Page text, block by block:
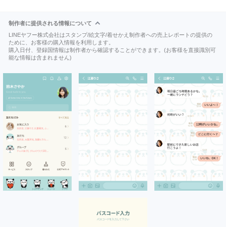
制作者に提供される情報について
LINEヤフー株式会社はスタンプ/絵文字/着せかえ制作者への売上レポートの提供の
ために、お客様の購入情報を利用します。
購入日付、登録国情報は制作者から確認することができます。(お客様を直接識別可
能な情報は含まれません)